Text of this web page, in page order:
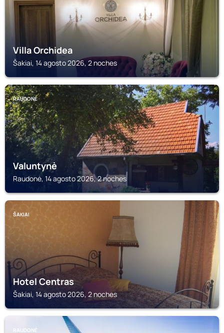
Villa Orchidea
Šakiai, 14 agosto 2026, 2 noches
RAUDONĖ
Valuntynė
Raudonė, 14 agosto 2026, 2 noches
ŠAKIAI
Hotel Centras
Šakiai, 14 agosto 2026, 2 noches
RAUDONĖ